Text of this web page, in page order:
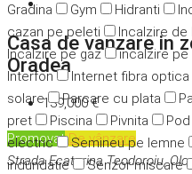
Gradina
Gym Hidranti
cazan pe peleti
Incalzire de
Incalzire pe gaz
incalzire pe
Interfon
Internet fibra optica
solare
Parcare cu plata
pret
Piscina Pivnita Pod
electric
Semineu pe lemne
indundatie
Senzor miscare
Casa de vanzare in
Oradea
139,000 €
PromovatDe vânzare
Strada Ecaterina Teodoroiu,